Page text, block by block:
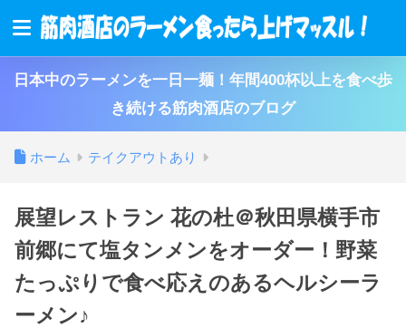
日本中のラーメンを一日一麺！年間400杯以上を食べ歩
き続ける筋肉酒店のブログ
ホーム テイクアウトあり
展望レストラン 花の杜＠秋田県横手市
前郷にて塩タンメンをオーダー！野菜
たっぷりで食べ応えのあるヘルシーラ
ーメン♪